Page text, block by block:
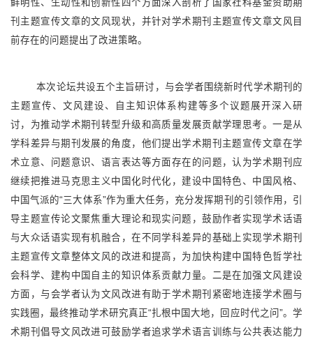
鲜明性、生动性和创新性四个方面深入剖析了国家社科基金资助期
刊主题宣传文章的文风现状，并针对学术期刊主题宣传文章文风目
前存在的问题提出了改进策略。
本次论坛共设五个主旨研讨，与会学者围绕新时代学术期刊的
主题宣传、文风建设、自主知识体系构建等多个议题展开深入研
讨，为推动学术期刊转型升级和高质量发展贡献学理思考。一是从
学科差异与期刊发展的角度，他们提出学术期刊主题宣传文章在学
术立意、问题意识、语言表达等方面存在的问题，认为学术期刊应
继续把推进马克思主义中国化时代化，建设中国特色、中国风格、
中国气派的“三大体系”作为重大任务，充分发挥期刊的引领作用，引
导主题宣传论文聚焦重大理论和现实问题，鼓励作者实现学术话语
与大众话语实现有机融合，在不同学科差异的基础上实现学术期刊
主题宣传文章整体文风的改进和提高，为加快构建中国特色哲学社
会科学、建构中国自主的知识体系贡献力量。二是在加强文风建设
方面，与会学者认为文风改进有助于学术期刊紧密地连接学术圈与
实践圈，最终推动学术研究真正“扎根中国大地，回应时代之问”。学
术期刊倡导文风改进可鼓励学者追求学术语言训练与公共表达能力